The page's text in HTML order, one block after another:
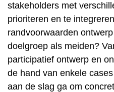
stakeholders met
prioriteren en te
randvoorwaarden
doelgroep als meiden?
participatief ontwerp en
de hand van enkele
aan de slag ga om